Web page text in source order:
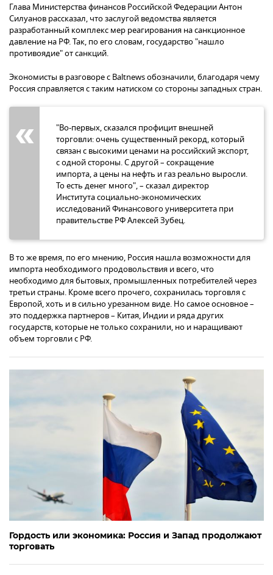
Глава Министерства финансов Российской Федерации Антон
Силуанов рассказал, что заслугой ведомства является
разработанный комплекс мер реагирования на санкционное
давление на РФ. Так, по его словам, государство "нашло
противоядие" от санкций.
Экономисты в разговоре с Baltnews обозначили, благодаря чему
Россия справляется с таким натиском со стороны западных стран.
"Во-первых, сказался профицит внешней
торговли: очень существенный рекорд, который
связан с высокими ценами на российский экспорт,
с одной стороны. С другой – сокращение
импорта, а цены на нефть и газ реально выросли.
То есть денег много", – сказал директор
Института социально-​экономических
исследований Финансового университета при
правительстве РФ Алексей Зубец.
В то же время, по его мнению, Россия нашла возможности для
импорта необходимого продовольствия и всего, что
необходимо для бытовых, промышленных потребителей через
третьи страны. Кроме всего прочего, сохранилась торговля с
Европой, хоть и в сильно урезанном виде. Но самое основное –
это поддержка партнеров – Китая, Индии и ряда других
государств, которые не только сохранили, но и наращивают
объем торговли с РФ.
Гордость или экономика: Россия и Запад продолжают
торговать